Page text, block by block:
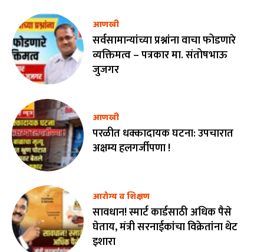
आणखी
सर्वसामान्यांच्या प्रश्नांना वाचा फोडणारे
व्यक्तिमत्व – पत्रकार मा. संतोषभाऊ
जुजगर
आणखी
परळीत धक्कादायक घटना: उपचारात
अक्षम्य हलगर्जीपणा !
आरोग्य व शिक्षण
सावधान! स्मार्ट कार्डसाठी अधिक पैसे
घेताय, मंत्री सरनाईकांचा विक्रेतांना थेट
इशारा